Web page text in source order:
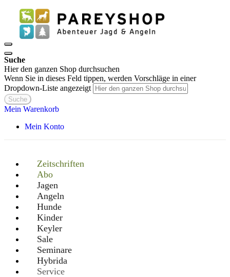
Suche
Hier den ganzen Shop durchsuchen
Wenn Sie in dieses Feld tippen, werden Vorschläge in einer
Dropdown-Liste angezeigt
Suche
Mein Warenkorb
Mein Konto
Zeitschriften
Abo
Jagen
Angeln
Hunde
Kinder
Keyler
Sale
Seminare
Hybrida
Service